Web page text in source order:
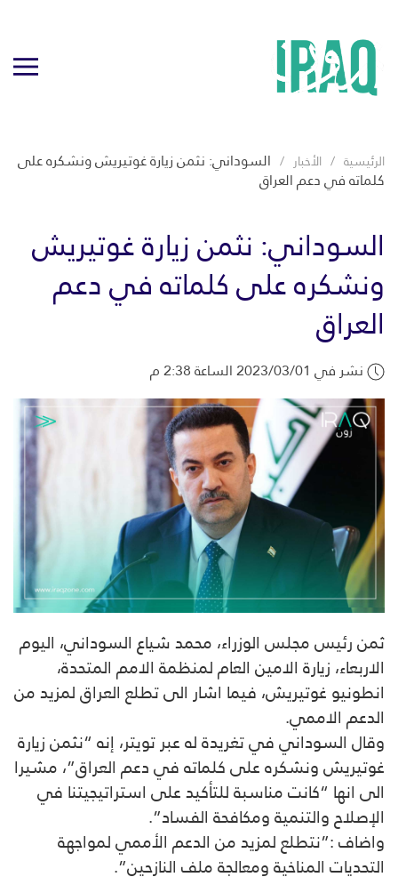
الرئيسية الأخبار السوداني: نثمن زيارة غوتيريش ونشكره على
كلماته في دعم العراق
السوداني: نثمن زيارة غوتيريش
ونشكره على كلماته في دعم
العراق
نشر في 2023/03/01 الساعة 2:38 م
ثمن رئيس مجلس الوزراء، محمد شياع السوداني، اليوم
الاربعاء، زيارة الامين العام لمنظمة الامم المتحدة،
انطونيو غوتيريش، فيما اشار الى تطلع العراق لمزيد من
الدعم الاممي.
وقال السوداني في تغريدة له عبر تويتر، إنه “نثمن زيارة
غوتيريش ونشكره على كلماته في دعم العراق”، مشيرا
الى انها “كانت مناسبة للتأكيد على استراتيجيتنا في
الإصلاح والتنمية ومكافحة الفساد”.
واضاف :”نتطلع لمزيد من الدعم الأممي لمواجهة
التحديات المناخية ومعالجة ملف النازحين”.